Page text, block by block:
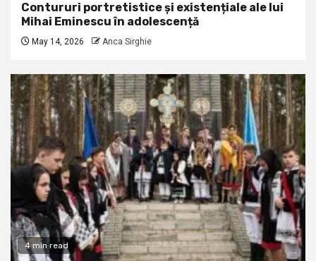
Contururi portretistice și existențiale ale lui
Mihai Eminescu în adolescență
May 14, 2026 Anca Sirghie
4 min read